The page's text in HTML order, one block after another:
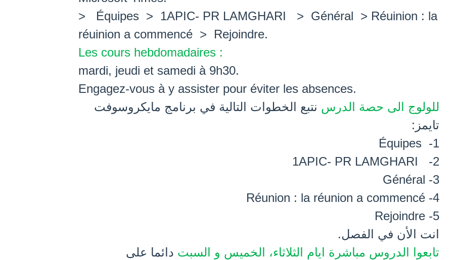
> Équipes > 1APIC- PR LAMGHARI > Général > Réuinion : la
réuinion a commencé > Rejoindre.
Les cours hebdomadaires :
mardi, jeudi et samedi à 9h30.
Engagez-vous à y assister pour éviter les absences.
للولوج الى حصة
الدرس نتبع الخطوات التالية في برنامج مايكروسوفت
تايمز :
1
-
Équipes
2-
1APIC- PR LAMGHARI
3-
Général
4-
Réunion : la réunion a commencé
5-
Rejoindre
انت الأن في الفصل.
تابعوا الدروس مباشرة ايام الثلاثاء، الخميس و السبت دائما على